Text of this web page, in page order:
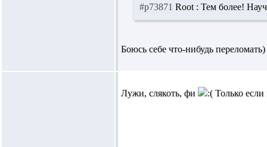
#p73871 Root : Тем более!
Боюсь себе что-нибудь переломать)
Лужи, слякоть, фи Только